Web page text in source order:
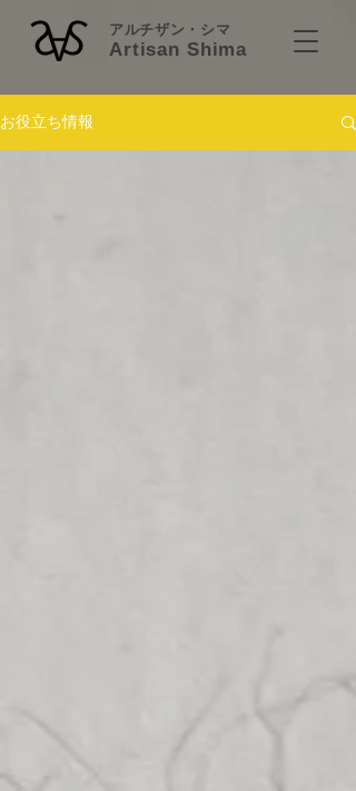
アルチザン・シマ
Artisan Shima
お役立ち情報